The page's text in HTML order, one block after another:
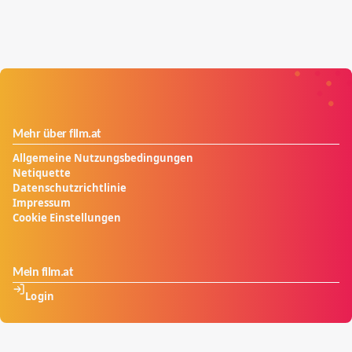
Mehr über film.at
Allgemeine Nutzungsbedingungen
Netiquette
Datenschutzrichtlinie
Impressum
Cookie Einstellungen
Mein film.at
Login